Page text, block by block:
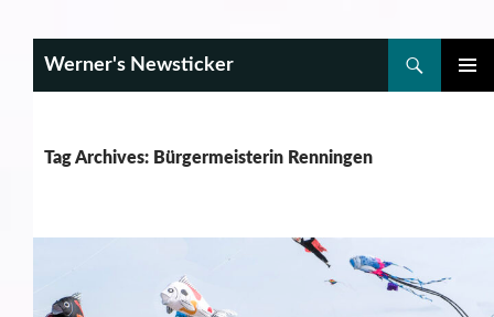
Werner's Newsticker
Tag Archives: Bürgermeisterin Renningen